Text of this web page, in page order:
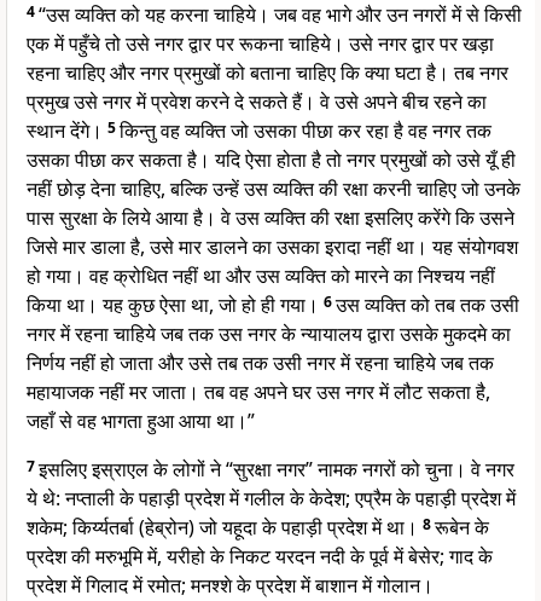
4“उस व्यक्ति को यह करना चाहिये। जब वह भागे और उन नगरों में से किसी
एक में पहुँचे तो उसे नगर द्वार पर रूकना चाहिये। उसे नगर द्वार पर खड़ा
रहना चाहिए और नगर प्रमुखों को बताना चाहिए कि क्या घटा है। तब नगर
प्रमुख उसे नगर में प्रवेश करने दे सकते हैं। वे उसे अपने बीच रहने का
स्थान देंगे। 5किन्तु वह व्यक्ति जो उसका पीछा कर रहा है वह नगर तक
उसका पीछा कर सकता है। यदि ऐसा होता है तो नगर प्रमुखों को उसे यूँ ही
नहीं छोड़ देना चाहिए, बल्कि उन्हें उस व्यक्ति की रक्षा करनी चाहिए जो उनके
पास सुरक्षा के लिये आया है। वे उस व्यक्ति की रक्षा इसलिए करेंगे कि उसने
जिसे मार डाला है, उसे मार डालने का उसका इरादा नहीं था। यह संयोगवश
हो गया। वह क्रोधित नहीं था और उस व्यक्ति को मारने का निश्चय नहीं
किया था। यह कुछ ऐसा था, जो हो ही गया। 6उस व्यक्ति को तब तक उसी
नगर में रहना चाहिये जब तक उस नगर के न्यायालय द्वारा उसके मुकदमे का
निर्णय नहीं हो जाता और उसे तब तक उसी नगर में रहना चाहिये जब तक
महायाजक नहीं मर जाता। तब वह अपने घर उस नगर में लौट सकता है,
जहाँ से वह भागता हुआ आया था।”
7इसलिए इस्राएल के लोगों ने “सुरक्षा नगर” नामक नगरों को चुना। वे नगर
ये थे: नप्ताली के पहाड़ी प्रदेश में गलील के केदेश; एप्रैम के पहाड़ी प्रदेश में
शकेम; किर्य्यतर्बा (हेब्रोन) जो यहूदा के पहाड़ी प्रदेश में था। 8रूबेन के
प्रदेश की मरुभूमि में, यरीहो के निकट यरदन नदी के पूर्व में बेसेर; गाद के
प्रदेश में गिलाद में रमोत; मनश्शे के प्रदेश में बाशान में गोलान।